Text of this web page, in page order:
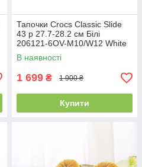
Тапочки Crocs Classic Slide
43 р 27.7-28.2 см Білі
206121-6OV-M10/W12 White
В наявності
1 699 ₴ 1 900 ₴
Купити